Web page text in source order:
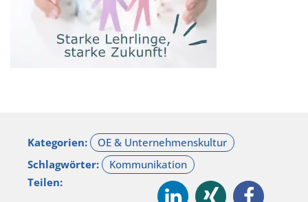
Kategorien:
Schlagwörter:
Teilen: